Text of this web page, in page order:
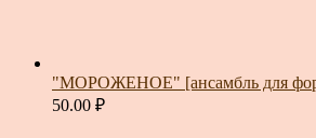
"МОРОЖЕНОЕ" [ансамбль для
50.00 ₽